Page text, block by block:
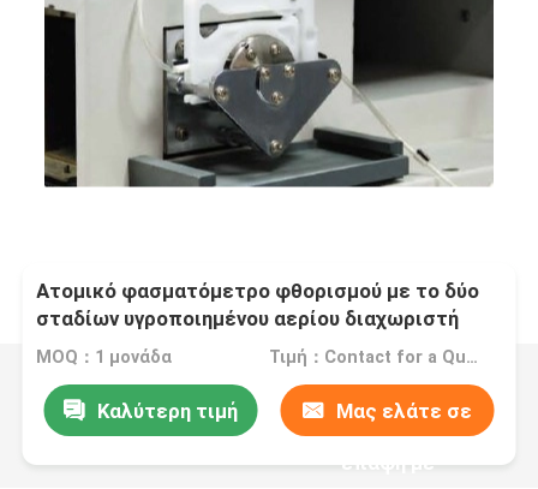
Ατομικό φασματόμετρο φθορισμού με το δύο
σταδίων υγροποιημένου αερίου διαχωριστή
υψηλής αποδοτικότητας
MOQ：1 μονάδα Τιμή：Contact for a Quote
Καλύτερη τιμή Μας ελάτε σε
επαφή με